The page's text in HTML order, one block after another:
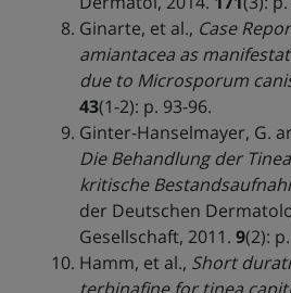
Ginarte, et al., Case
amiantacea as
due to Microsporum
43(1-2): p. 93-96.
Ginter-Hanselmayer, G.
Die Behandlung der
kritische
der Deutschen
Gesellschaft, 2011. 9(2):
Hamm, et al., Short